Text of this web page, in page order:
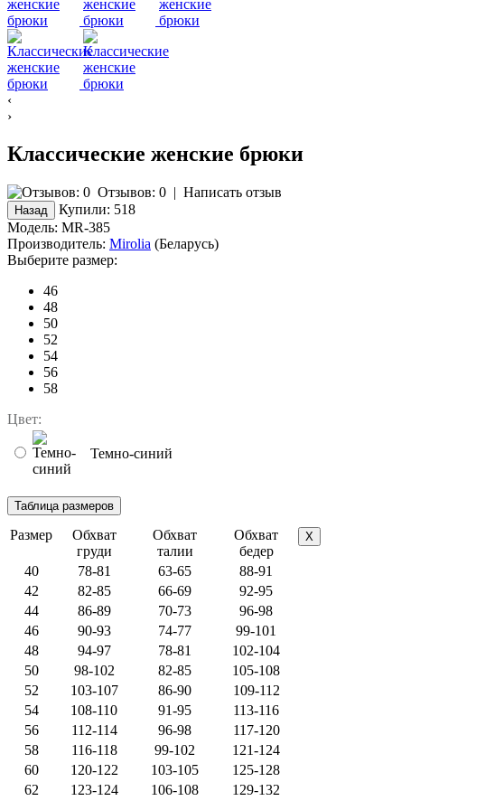
‹
›
Классические женские брюки
Отзывов: 0 | Написать отзыв
Купили: 518
Модель: MR-385
Производитель: Mirolia (Беларусь)
Выберите размер:
46
48
50
52
54
56
58
Цвет:
Темно-синий
Размер
Обхват
груди
Обхват
талии
Обхват
бедер
X
40 78-81 63-65
88-91
42
82-85 66-69
92-95
44
86-89 70-73
96-98
46
90-93 74-77
99-101
48
94-97 78-81
102-104
50
98-102 82-85
105-108
52
103-107 86-90
109-112
54
108-110 91-95
113-116
56
112-114 96-98
117-120
58
116-118 99-102
121-124
60
120-122 103-105
125-128
62
123-124 106-108
129-132